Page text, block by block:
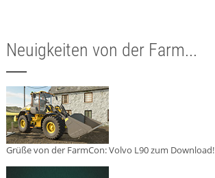
Neuigkeiten von der Farm...
Grüße von der FarmCon: Volvo L90 zum Download!